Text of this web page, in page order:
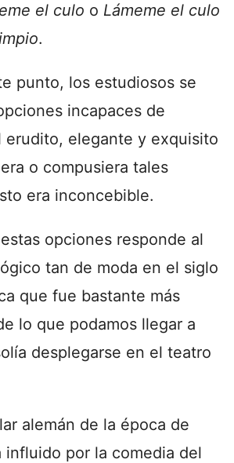
el culo o Lámeme el culo
.
punto, los estudiosos se
incapaces de
erudito, elegante y exquisito
o compusiera tales
era inconcebible.
opciones responde al
tan de moda en el siglo
que fue bastante más
lo que podamos llegar a
desplegarse en el teatro
alemán de la época de
influido por la comedia del